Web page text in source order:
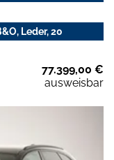
Leder, 20
77.399,00 €
ausweisbar